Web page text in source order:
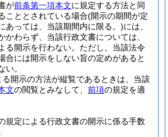
が前条第一項本文に規定する方法と同
こととされている場合(開示の期間が定
あっては、当該期間内に限る。)には、
かわらず、当該行政文書については、
る開示を行わない。 ただし、当該法令
合には開示をしない旨の定めがあると
い。
開示の方法が縦覧であるときは、当該
文の閲覧とみなして、 前項の規定を適
規定による行政文書の開示に係る手数